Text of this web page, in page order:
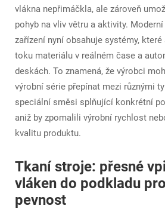
vlákna nepřimáčkla, ale zároveň
pohyb na vliv větru a aktivity.
zařízení nyní obsahuje systémy,
toku materiálu v reálném čase a
deskách. To znamená, že výrobci
výrobní série přepínat mezi různými
speciální směsi splňující konkrétní
aniž by zpomalili výrobní rychlost
kvalitu produktu.
Tkaní stroje: přesné
vláken do podkladu
pevnost